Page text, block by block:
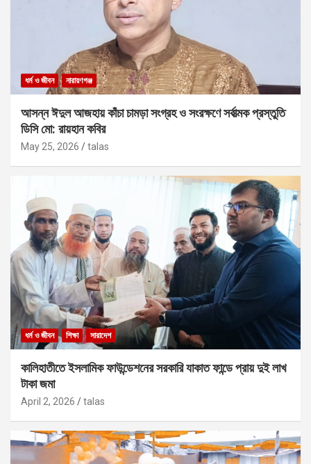
ধর্ম ও জীবন নারায়ণগঞ্জ
আসন্ন ঈদুল আজহায় কাঁচা চামড়া সংগ্রহ ও সংরক্ষণে সর্বাত্মক প্রস্তুতি
ডিসি মো: রায়হান কবির
May 25, 2026 talas
ধর্ম ও জীবন শিক্ষা সারাদেশ
কালিহাতীতে ইসলামিক ফাউন্ডেশনের সরকারি যাকাত ফান্ডে প্রায় দুই লাখ
টাকা জমা
April 2, 2026 talas